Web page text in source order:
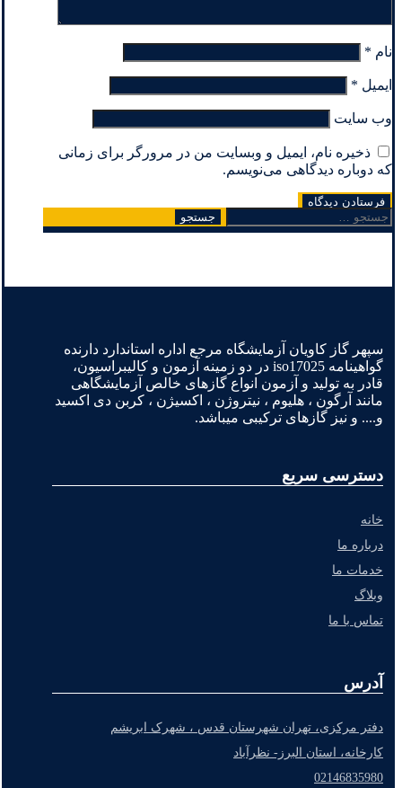
نام *
ایمیل *
وب‌ سایت
ذخیره نام، ایمیل و وبسایت من در مرورگر برای زمانی
که دوباره دیدگاهی می‌نویسم.
جستجو
برای:
سپهر گاز کاویان آزمایشگاه مرجع اداره استاندارد دارنده
گواهینامه iso17025 در دو زمینه آزمون و کالیبراسیون،
قادر به تولید و آزمون انواع گازهای خالص آزمایشگاهی
مانند آرگون ، هلیوم ، نیتروژن ، اکسیژن ، کربن دی اکسید
و.... و نیز گازهای ترکیبی میباشد.
دسترسی سریع
خانه
درباره ما
خدمات ما
وبلاگ
تماس با ما
آدرس
دفتر مرکزی، تهران شهرستان قدس ، شهرک ابریشم
کارخانه، استان البرز- نظرآباد
02146835980